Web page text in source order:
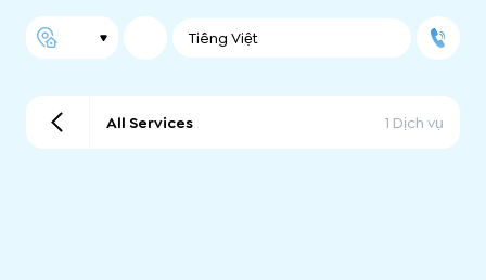
Tiếng Việt
All Services 1 Dịch vụ